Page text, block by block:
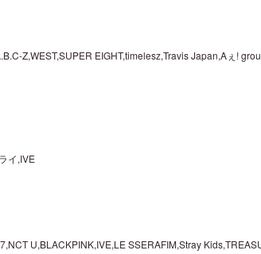
Z,WEST,SUPER EIGHT,timelesz,Travis Japan,Aぇ!
イ,IVE
U,BLACKPINK,IVE,LE SSERAFIM,Stray